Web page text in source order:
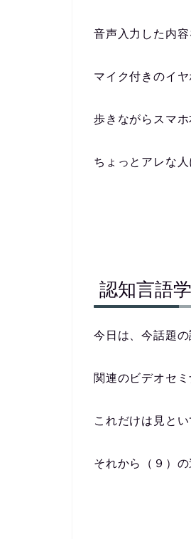
音声入力した内
マイク付きのイ
歩きながらスマ
ちょっとアレな人
認知言語
今日は、今話題
関連のビデオセミ
これだけは見と
それから（９）の